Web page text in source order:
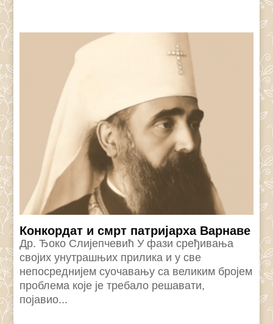
Конкордат и смрт патријарха Варнаве
Др. Ђоко Слијепчевић У фази сређивања
својих унутрашњих прилика и у све
непосреднијем суочавању са великим бројем
проблема које је требало решавати,
појавио...